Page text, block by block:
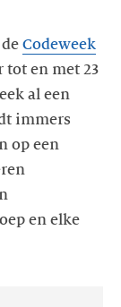
Codeweek
tot en met 23
al een
immers
op een
en elke